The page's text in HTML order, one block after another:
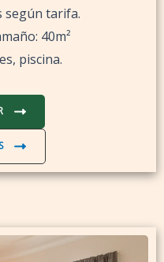
según tarifa.
40m²
piscina.